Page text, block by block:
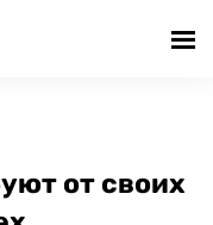
от своих